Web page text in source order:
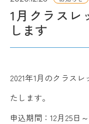
1月クラスレ
します
2021年1月のクラス
たします。
申込期間：12月25日